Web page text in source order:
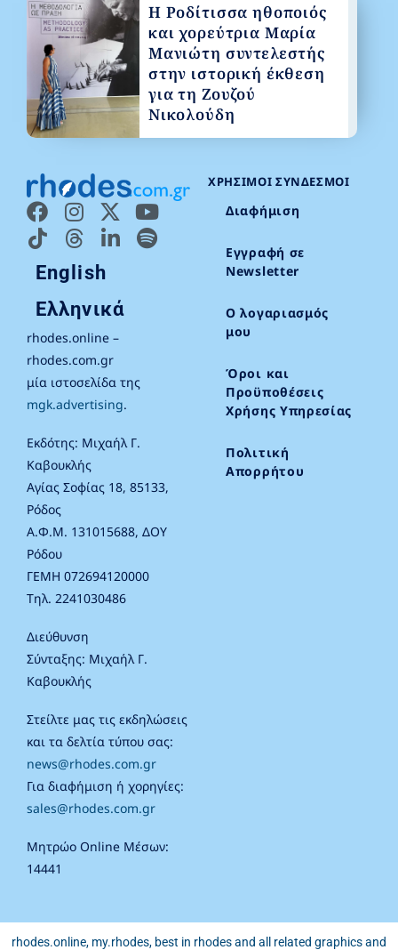
English
Ελληνικά
rhodes.online –
rhodes.com.gr
μία ιστοσελίδα της
mgk.advertising.
Εκδότης: Μιχαήλ Γ.
Καβουκλής
Αγίας Σοφίας 18, 85133,
Ρόδος
Α.Φ.Μ. 131015688, ΔΟΥ
Ρόδου
ΓΕΜΗ 072694120000
Τηλ. 2241030486
Διεύθυνση
Σύνταξης: Μιχαήλ Γ.
Καβουκλής
Στείλτε μας τις εκδηλώσεις
και τα δελτία τύπου σας:
news@rhodes.com.gr
Για διαφήμιση ή χορηγίες:
sales@rhodes.com.gr
Μητρώο Online Μέσων:
14441
ΧΡΉΣΙΜΟΙ ΣΎΝΔΕΣΜΟΙ
Διαφήμιση
Εγγραφή σε
Newsletter
Ο λογαριασμός
μου
Όροι και
Προϋποθέσεις
Χρήσης Υπηρεσίας
Πολιτική
Απορρήτου
Η Ροδίτισσα ηθοποιός
και χορεύτρια Μαρία
Μανιώτη συντελεστής
στην ιστορική έκθεση
για τη Ζουζού
Νικολούδη
rhodes.online, my.rhodes, best in rhodes and all related graphics and